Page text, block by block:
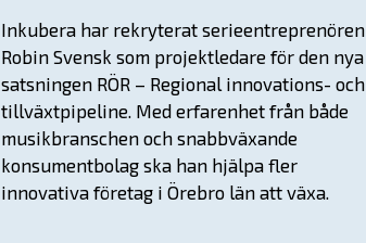
Inkubera har rekryterat serieentreprenören
Robin Svensk som projektledare för den nya
satsningen RÖR – Regional innovations- och
tillväxtpipeline. Med erfarenhet från både
musikbranschen och snabbväxande
konsumentbolag ska han hjälpa fler
innovativa företag i Örebro län att växa.